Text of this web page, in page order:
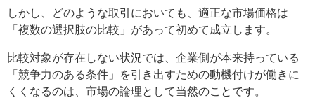
しかし、どのような取引においても、適正な市場価格は
「複数の選択肢の比較」があって初めて成立します。
比較対象が存在しない状況では、企業側が本来持っている
「競争力のある条件」を引き出すための動機付けが働きに
くくなるのは、市場の論理として当然のことです。